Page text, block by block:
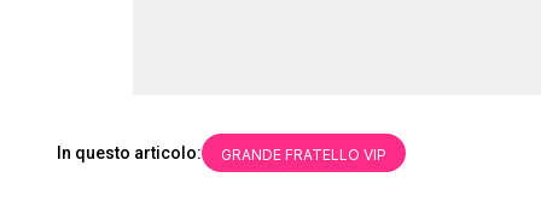
In questo articolo: GRANDE FRATELLO VIP